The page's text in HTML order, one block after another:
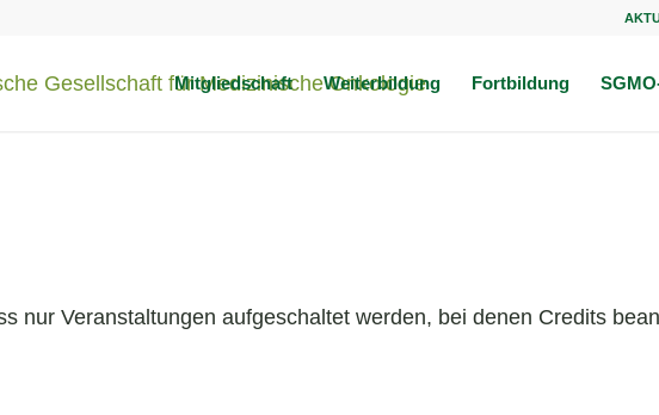
Mitgliedschaft Weiterbildung Fortbildung
nur Veranstaltungen aufgeschaltet werden, bei denen Credits